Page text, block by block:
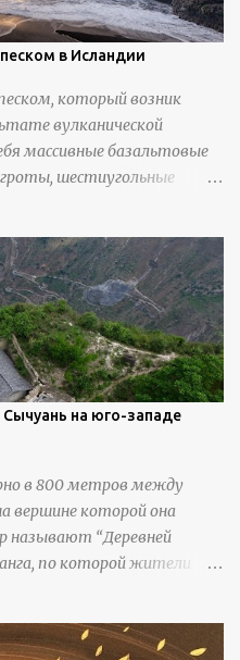
в Исландии
который возник
вулканической
массивные базальтовые
шестиугольные
на юго-западе
в 800 метров между
вершине которой она
называют “Деревней
по которой жители
перилами, и